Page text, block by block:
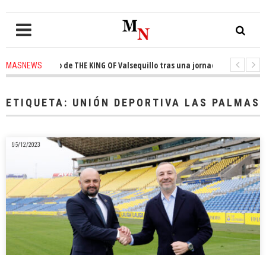
MASNEWS
el trono de THE KING OF Valsequillo tras una jornada de baloncesto
ETIQUETA: UNIÓN DEPORTIVA LAS PALMAS
05/12/2023